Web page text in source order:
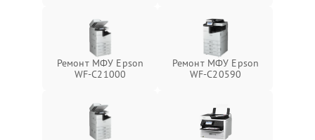
Ремонт МФУ Epson
WF-C21000
Ремонт МФУ Epson
WF-C20590